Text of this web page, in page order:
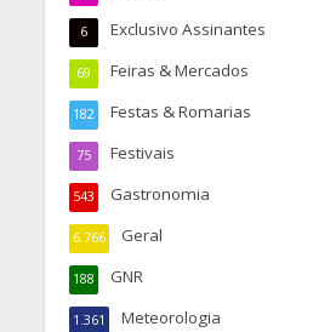
Exclusivo Assinantes
6
Feiras & Mercados
69
Festas & Romarias
182
Festivais
75
Gastronomia
543
Geral
6.766
GNR
188
Meteorologia
1.361